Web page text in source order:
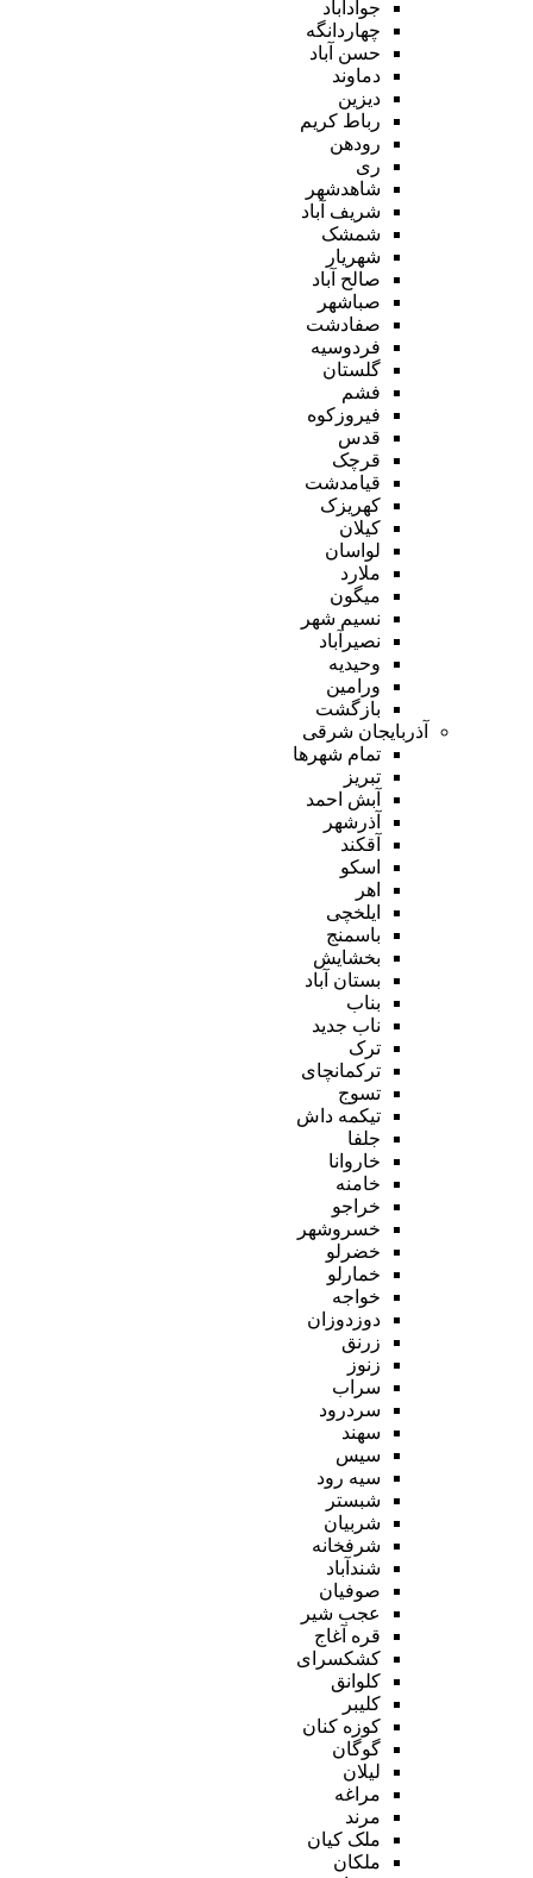
جوادآباد
چهاردانگه
حسن آباد
دماوند
دیزین
رباط کریم
رودهن
ری
شاهدشهر
شریف آباد
شمشک
شهریار
صالح آباد
صباشهر
صفادشت
فردوسیه
گلستان
فشم
فیروزکوه
قدس
قرچک
قیامدشت
کهریزک
کیلان
لواسان
ملارد
میگون
نسیم شهر
نصیرآباد
وحیدیه
ورامین
بازگشت
آذربایجان شرقی
تمام شهر‌ها
تبریز
آبش احمد
آذرشهر
آقکند
اسکو
اهر
ایلخچی
باسمنج
بخشایش
بستان آباد
بناب
ناب جدید
ترک
ترکمانچای
تسوج
تیکمه داش
جلفا
خاروانا
خامنه
خراجو
خسروشهر
خضرلو
خمارلو
خواجه
دوزدوزان
زرنق
زنوز
سراب
سردرود
سهند
سیس
سیه رود
شبستر
شربیان
شرفخانه
شندآباد
صوفیان
عجب شیر
قره آغاج
کشکسرای
کلوانق
کلیبر
کوزه کنان
گوگان
لیلان
مراغه
مرند
ملک کیان
ملکان